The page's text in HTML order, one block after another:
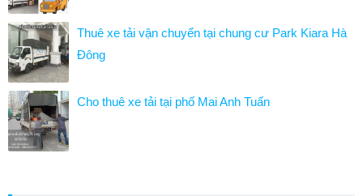
Thuê xe tải vận chuyển tại chung cư Park Kiara Hà
Đông
Cho thuê xe tải tại phố Mai Anh Tuấn